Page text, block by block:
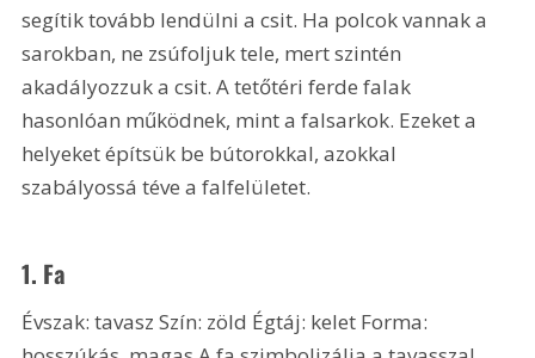
segítik tovább lendülni a csit. Ha polcok vannak a
sarokban, ne zsúfoljuk tele, mert szintén
akadályozzuk a csit. A tetőtéri ferde falak
hasonlóan működnek, mint a falsarkok. Ezeket a
helyeket építsük be bútorokkal, azokkal
szabályossá téve a falfelületet.
1. Fa
Évszak: tavasz Szín: zöld Égtáj: kelet Forma: